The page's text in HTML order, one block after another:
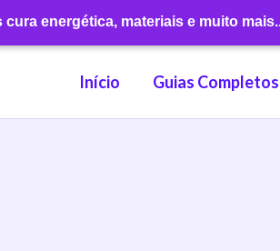
energética, materiais e muito
Início Guias Completos